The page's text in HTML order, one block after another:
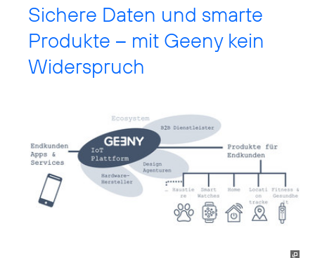
Sichere Daten und smarte
Produkte – mit Geeny kein
Widerspruch